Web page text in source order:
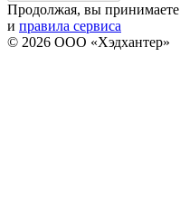
Продолжая, вы принимаете
и правила сервиса
© 2026 ООО «Хэдхантер»